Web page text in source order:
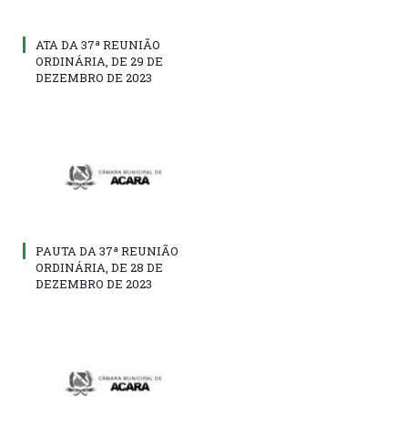
ATA DA 37ª REUNIÃO
ORDINÁRIA, DE 29 DE
DEZEMBRO DE 2023
PAUTA DA 37ª REUNIÃO
ORDINÁRIA, DE 28 DE
DEZEMBRO DE 2023